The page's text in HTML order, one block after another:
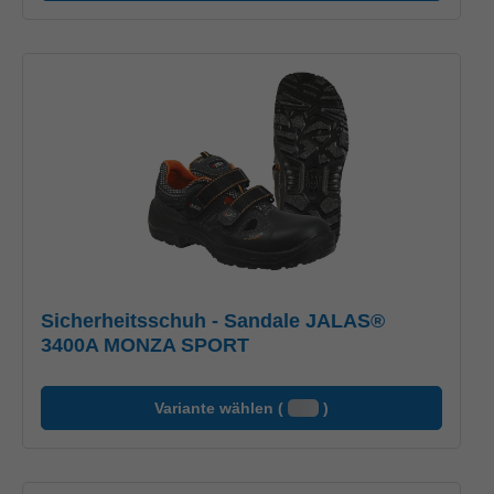
Sicherheitsschuh - Sandale JALAS®
3400A MONZA SPORT
Variante wählen ( )